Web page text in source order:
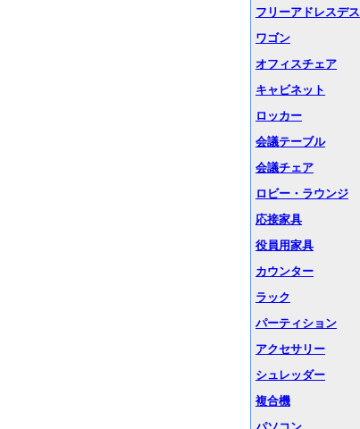
フリーアドレスデ
ワゴン
オフィスチェア
キャビネット
ロッカー
会議テーブル
会議チェア
ロビー・ラウンジ
応接家具
役員用家具
カウンター
ラック
パーティション
アクセサリー
シュレッダー
複合機